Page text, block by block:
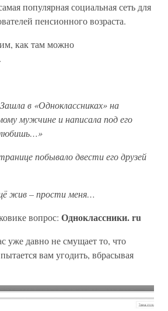
популярная социальная сеть для
пенсионного возраста.
как там можно
в «Одноклассниках» на
мужчине и написала под его
побывало двести его друзей
жив – прости меня…
вопрос: Одноклассники. ru
уже давно не смущает то, что
вам угодить, вбрасывая